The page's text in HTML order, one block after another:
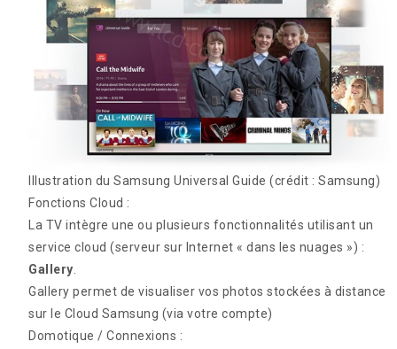
Illustration du Samsung Universal Guide(crédit : Samsung)
Fonctions Cloud :
La TV intègre une ou plusieurs fonctionnalités utilisant un
service cloud (serveur sur Internet « dans les nuages ») :
Gallery
Gallery permet de visualiser vos photos stockées à distance
sur le Cloud Samsung (via votre compte)
Domotique / Connexions :